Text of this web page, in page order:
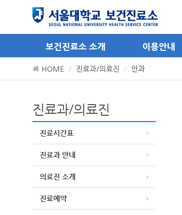
메뉴 바로가기
컨텐츠 바로가기
보건진료소 소개 이용안내
HOME 진료과/의료진 안과
진료과/의료진
진료시간표
진료과 안내
의료진 소개
진료예약